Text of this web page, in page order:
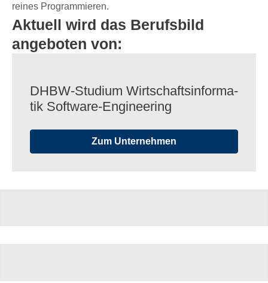
reines Programmieren.
Aktuell wird das Berufsbild
angeboten von:
DHBW-Studium Wirt­schafts­in­for­ma­
tik Software-Engineering
Zum Unternehmen